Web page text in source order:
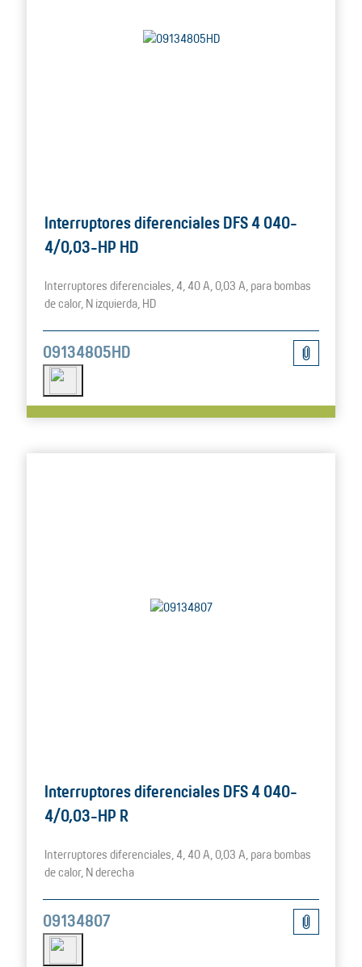
Interruptores diferenciales DFS 4 040-
4/0,03-HP HD
Interruptores diferenciales, 4, 40 A, 0,03 A, para bombas
de calor, N izquierda, HD
09134805HD
Interruptores diferenciales DFS 4 040-
4/0,03-HP R
Interruptores diferenciales, 4, 40 A, 0,03 A, para bombas
de calor, N derecha
09134807